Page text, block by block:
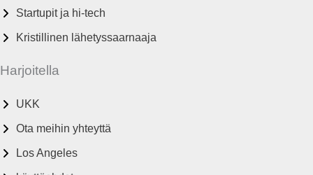
Startupit ja hi-tech
Kristillinen lähetyssaarnaaja
Harjoitella
UKK
Ota meihin yhteyttä
Los Angeles